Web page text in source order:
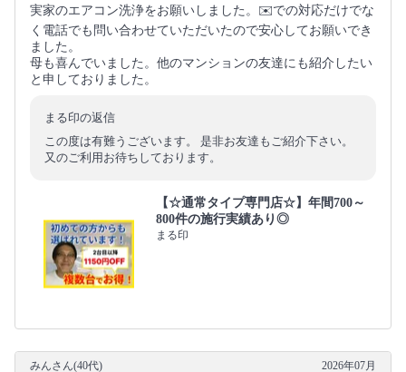
実家のエアコン洗浄をお願いしました。✉️での対応だけでな
く電話でも問い合わせていただいたので安心してお願いでき
ました。
母も喜んでいました。他のマンションの友達にも紹介したい
と申しておりました。
まる印の返信
この度は有難うございます。 是非お友達もご紹介下さい。
又のご利用お待ちしております。
【☆通常タイプ専門店☆】年間700～
800件の施行実績あり◎
まる印
みんさん(40代) 2026年07月